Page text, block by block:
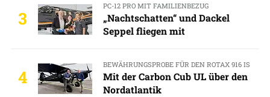
3
PC-12 PRO MIT FAMILIENBEZUG
„Nachtschatten“ und Dackel
Seppel fliegen mit
4
BEWÄHRUNGSPROBE FÜR DEN ROTAX 916 IS
Mit der Carbon Cub UL über den
Nordatlantik